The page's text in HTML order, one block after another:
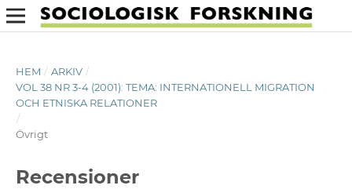
HEM / ARKIV /
VOL 38 NR 3-4 (2001): TEMA: INTERNATIONELL MIGRATION
OCH ETNISKA RELATIONER
/
Övrigt
Recensioner